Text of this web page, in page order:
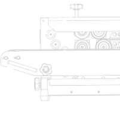
ヘルプリンク
ホーム
製品紹介
ソリューション
ディーラー
+8613738733841
高雄市大圍路2号
中国浙江省温州市工業区